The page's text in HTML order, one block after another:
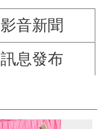
影音新聞
訊息發布